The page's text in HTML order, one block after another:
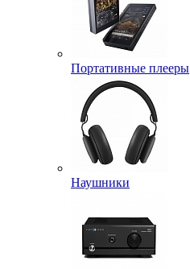
Портативные плееры
Наушники